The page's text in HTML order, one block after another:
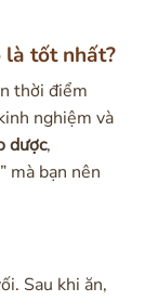
là tốt nhất?
thời điểm
nghiệm và
dược,
mà bạn nên
Sau khi ăn,